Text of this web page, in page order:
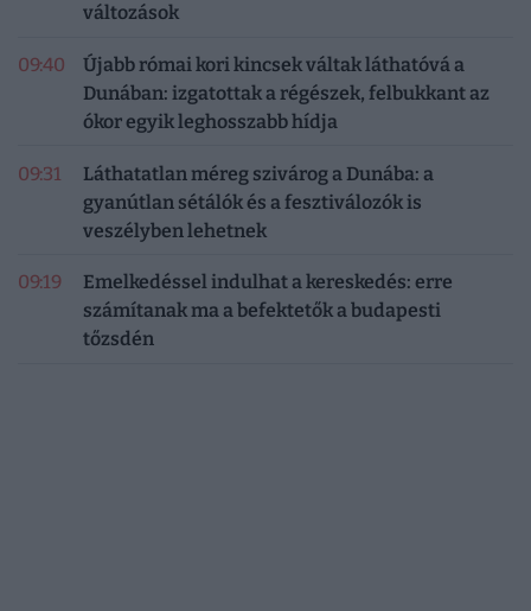
változások
09:40
Újabb római kori kincsek váltak láthatóvá a
Dunában: izgatottak a régészek, felbukkant az
ókor egyik leghosszabb hídja
09:31
Láthatatlan méreg szivárog a Dunába: a
gyanútlan sétálók és a fesztiválozók is
veszélyben lehetnek
09:19
Emelkedéssel indulhat a kereskedés: erre
számítanak ma a befektetők a budapesti
tőzsdén